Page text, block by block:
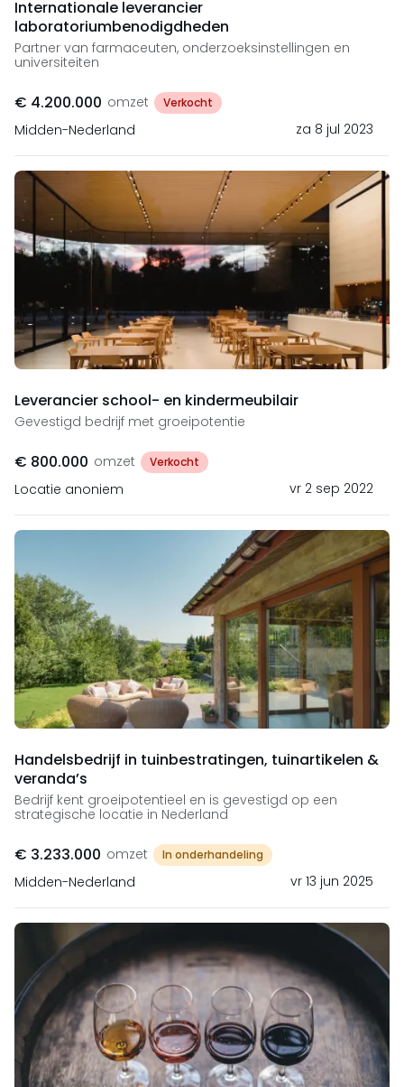
Internationale leverancier
laboratoriumbenodigdheden
Partner van farmaceuten, onderzoeksinstellingen en
universiteiten
€ 4.200.000 omzet Verkocht
Midden-Nederland za 8 jul 2023
Leverancier school- en kindermeubilair
Gevestigd bedrijf met groeipotentie
€ 800.000 omzet Verkocht
Locatie anoniem vr 2 sep 2022
Handelsbedrijf in tuinbestratingen, tuinartikelen &
veranda’s
Bedrijf kent groeipotentieel en is gevestigd op een
strategische locatie in Nederland
€ 3.233.000 omzet In onderhandeling
Midden-Nederland vr 13 jun 2025